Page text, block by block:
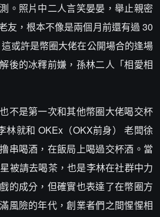
。照片中二人言笑晏晏，舉止親密
友，根本不像是兩個月前還有過 30
或許是幣圈大佬在公開場合的逢場
後的冰釋前嫌，孫林二人「相愛相
不是第一次和其他幣圈大佬喝交杯
林就和 OKEx（OKX前身） 老闆徐
串喝酒，在飯局上喝過交杯酒。當
被請去喝茶，也是李林在社群中力
的成分，但確實也表達了在幣圈方
風險的年代，創業者們之間惺惺相